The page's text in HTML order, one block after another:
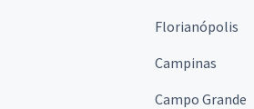
Florianópolis
Campinas
Campo Grande